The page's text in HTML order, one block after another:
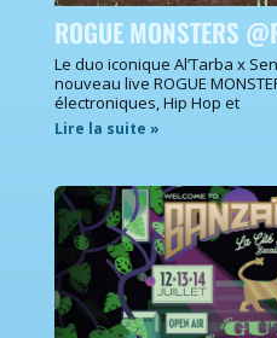
ROGUE MONSTERS
Le duo iconique Al’Tarba x
nouveau live ROGUE
électroniques, Hip Hop et
Lire la suite »